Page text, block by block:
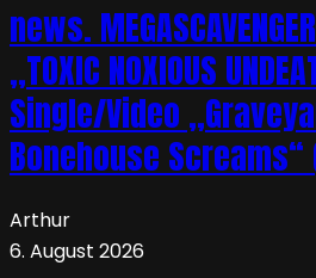
news.
„TOXIC NOXIOUS
Single/Video
Bonehouse
Arthur
6. August 2026